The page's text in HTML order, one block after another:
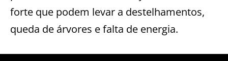
forte que podem levar a destelhamentos,
queda de árvores e falta de energia.